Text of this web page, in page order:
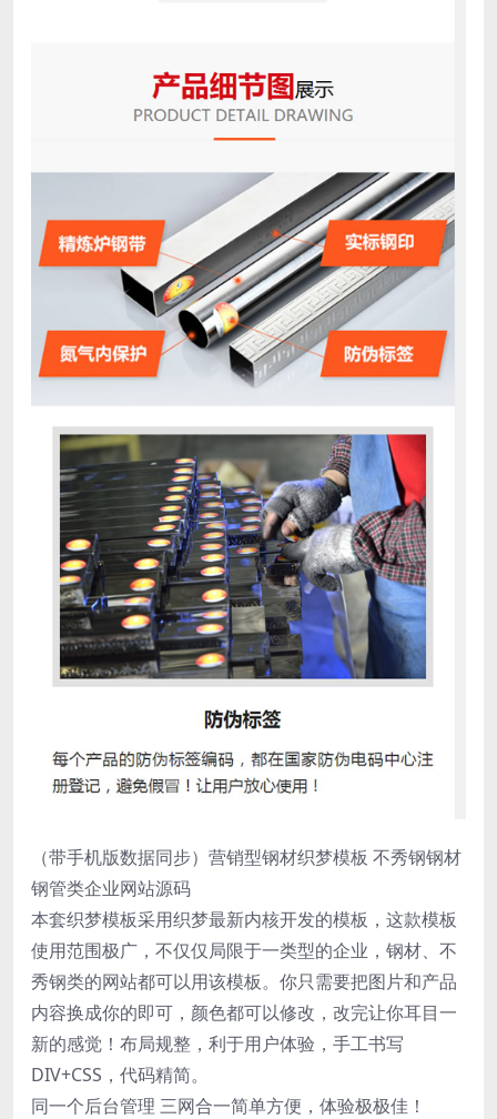
（带手机版数据同步）营销型钢材织梦模板 不秀钢钢材
钢管类企业网站源码
本套织梦模板采用织梦最新内核开发的模板，这款模板
使用范围极广，不仅仅局限于一类型的企业，钢材、不
秀钢类的网站都可以用该模板。你只需要把图片和产品
内容换成你的即可，颜色都可以修改，改完让你耳目一
新的感觉！布局规整，利于用户体验，手工书写
DIV+CSS，代码精简。
同一个后台管理 三网合一简单方便，体验极极佳！